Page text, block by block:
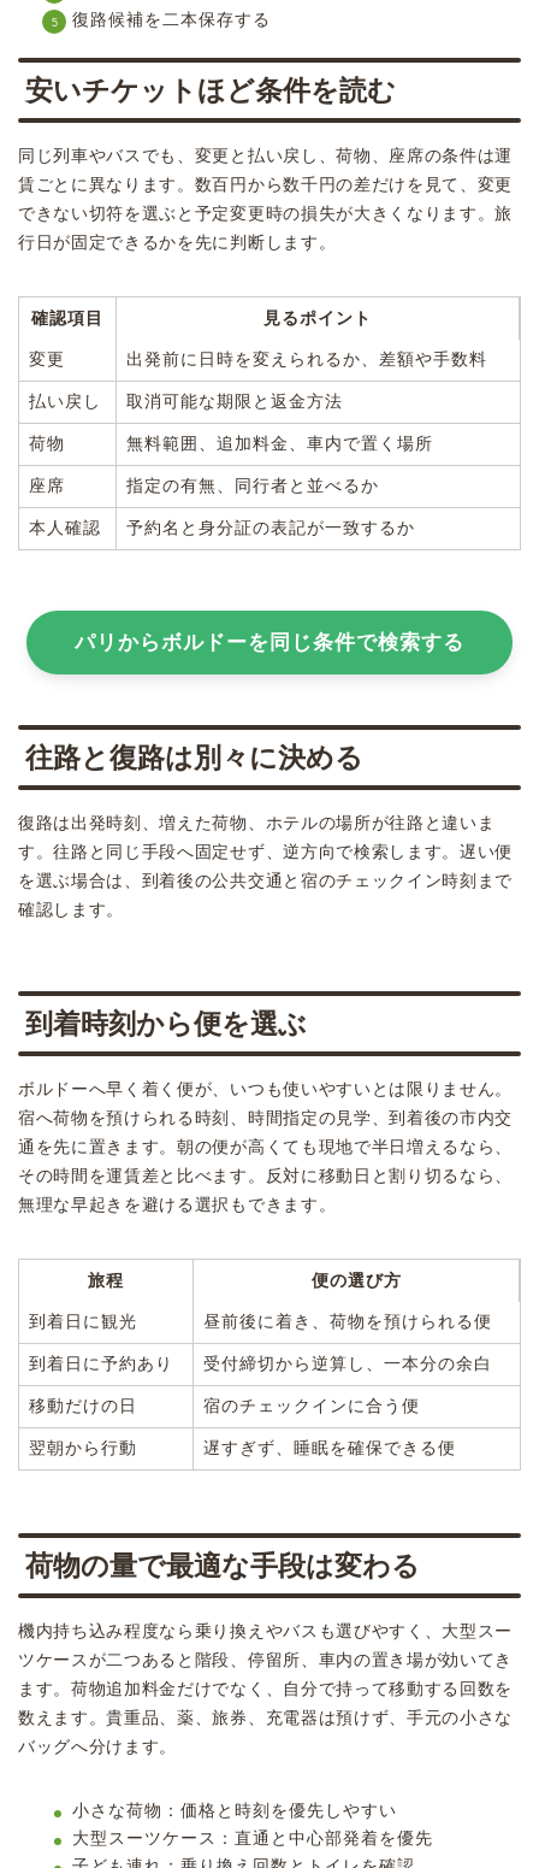
復路候補を二本保存する
安いチケットほど条件を読む
同じ列車やバスでも、変更と払い戻し、荷物、座席の条件は運
賃ごとに異なります。数百円から数千円の差だけを見て、変更
できない切符を選ぶと予定変更時の損失が大きくなります。旅
行日が固定できるかを先に判断します。
確認項目 見るポイント
変更 出発前に日時を変えられるか、差額や手数料
払い戻し 取消可能な期限と返金方法
荷物 無料範囲、追加料金、車内で置く場所
座席 指定の有無、同行者と並べるか
本人確認 予約名と身分証の表記が一致するか
パリからボルドーを同じ条件で検索する
往路と復路は別々に決める
復路は出発時刻、増えた荷物、ホテルの場所が往路と違いま
す。往路と同じ手段へ固定せず、逆方向で検索します。遅い便
を選ぶ場合は、到着後の公共交通と宿のチェックイン時刻まで
確認します。
到着時刻から便を選ぶ
ボルドーへ早く着く便が、いつも使いやすいとは限りません。
宿へ荷物を預けられる時刻、時間指定の見学、到着後の市内交
通を先に置きます。朝の便が高くても現地で半日増えるなら、
その時間を運賃差と比べます。反対に移動日と割り切るなら、
無理な早起きを避ける選択もできます。
旅程 便の選び方
到着日に観光 昼前後に着き、荷物を預けられる便
到着日に予約あり 受付締切から逆算し、一本分の余白
移動だけの日 宿のチェックインに合う便
翌朝から行動 遅すぎず、睡眠を確保できる便
荷物の量で最適な手段は変わる
機内持ち込み程度なら乗り換えやバスも選びやすく、大型スー
ツケースが二つあると階段、停留所、車内の置き場が効いてき
ます。荷物追加料金だけでなく、自分で持って移動する回数を
数えます。貴重品、薬、旅券、充電器は預けず、手元の小さな
バッグへ分けます。
小さな荷物：価格と時刻を優先しやすい
大型スーツケース：直通と中心部発着を優先